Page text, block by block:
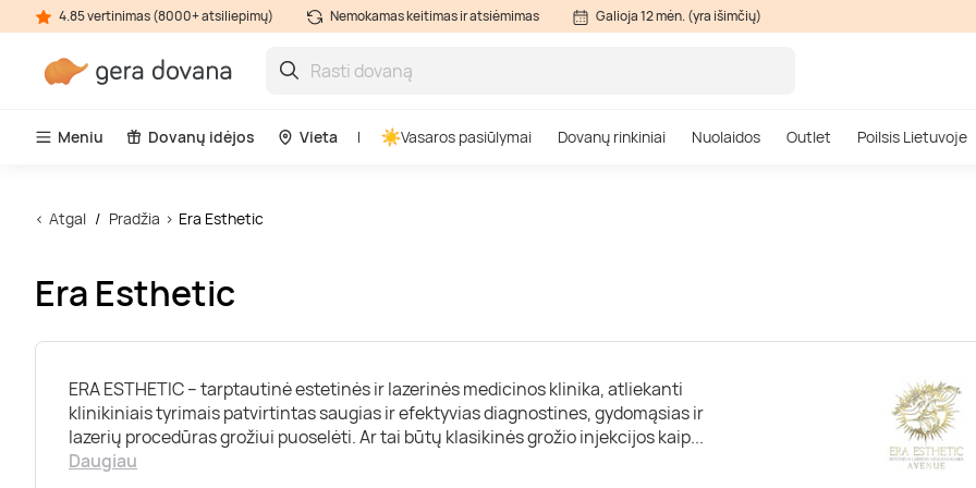
4.85 vertinimas (8000+ atsiliepimų) Nemokamas keitimas ir atsiėmimas Galioja 12 mėn. (yra išimčių)
Meniu Dovanų idėjos Vieta Vasaros pasiūlymai Dovanų rinkiniai Nuolaidos Outlet Poilsis Lietuvoje
Atgal Pradžia Era Esthetic
Era Esthetic
ERA ESTHETIC – tarptautinė estetinės ir lazerinės medicinos klinika, atliekanti
klinikiniais tyrimais patvirtintas saugias ir efektyvias diagnostines, gydomąsias ir
lazerių procedūras grožiui puoselėti. Ar tai būtų klasikinės grožio injekcijos kaip...
Daugiau